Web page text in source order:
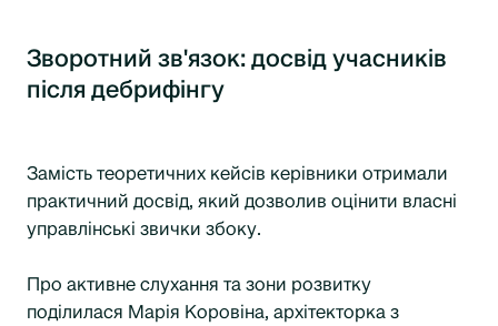
Зворотний зв'язок: досвід учасників
після дебрифінгу
Замість теоретичних кейсів керівники отримали
практичний досвід, який дозволив оцінити власні
управлінські звички збоку.
Про активне слухання та зони розвитку
поділилася Марія Коровіна, архітекторка з